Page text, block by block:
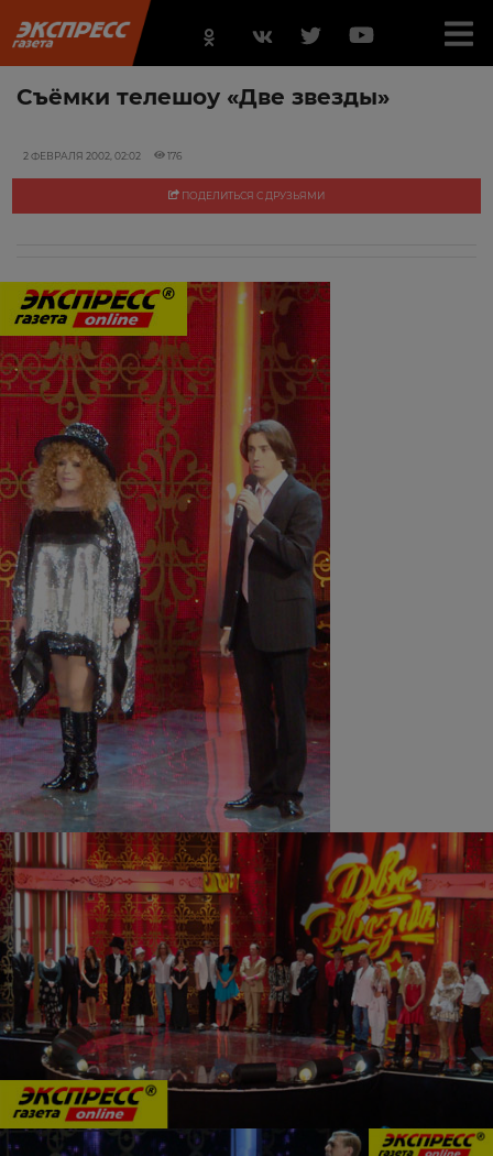
Съёмки телешоу «Две звезды»
2 ФЕВРАЛЯ 2002, 02:02 176
ПОДЕЛИТЬСЯ С ДРУЗЬЯМИ